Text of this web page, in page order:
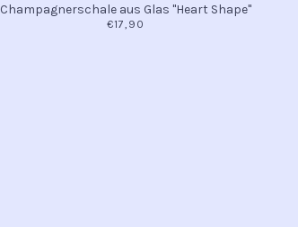
Champagnerschale aus Glas "Heart Shape"
€17,90